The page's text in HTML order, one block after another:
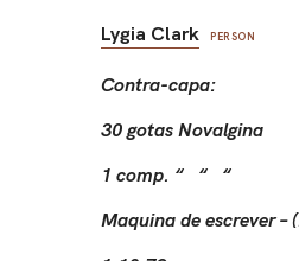
Lygia Clark PERSON
Contra-capa:
30 gotas Novalgina
1 comp. “ “ “
Maquina de escrever –